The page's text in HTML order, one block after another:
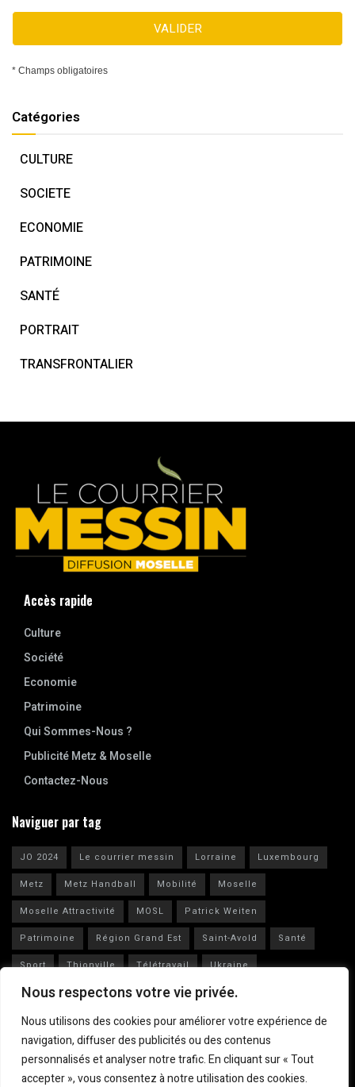
Nous respectons votre vie privée.
Nous utilisons des cookies pour améliorer votre expérience de
navigation, diffuser des publicités ou des contenus
personnalisés et analyser notre trafic. En cliquant sur « Tout
accepter », vous consentez à notre utilisation des cookies.
VALIDER
* Champs obligatoires
Catégories
CULTURE
SOCIETE
ECONOMIE
PATRIMOINE
SANTÉ
PORTRAIT
TRANSFRONTALIER
Accès rapide
Culture
Société
Economie
Patrimoine
Qui Sommes-Nous ?
Publicité Metz & Moselle
Contactez-Nous
Naviguer par tag
JO 2024 Le courrier messin Lorraine
Luxembourg
Metz
Metz Handball Mobilité
Moselle
Moselle Attractivité
MOSL
Patrick Weiten
Patrimoine
Région Grand Est Saint-Avold
Santé
Sport
Thionville Télétravail
Ukraine
Vianney Huguenot
Ville de Metz